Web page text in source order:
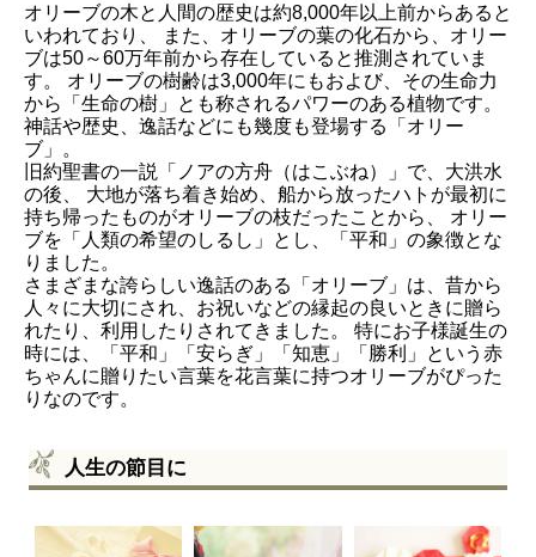
オリーブの木と人間の歴史は約8,000年以上前からあると
いわれており、 また、オリーブの葉の化石から、オリー
ブは50～60万年前から存在していると推測されていま
す。 オリーブの樹齢は3,000年にもおよび、その生命力
から「生命の樹」とも称されるパワーのある植物です。
神話や歴史、逸話などにも幾度も登場する「オリー
ブ」。
旧約聖書の一説「ノアの方舟（はこぶね）」で、大洪水
の後、 大地が落ち着き始め、船から放ったハトが最初に
持ち帰ったものがオリーブの枝だったことから、 オリー
ブを「人類の希望のしるし」とし、「平和」の象徴とな
りました。
さまざまな誇らしい逸話のある「オリーブ」は、昔から
人々に大切にされ、お祝いなどの縁起の良いときに贈ら
れたり、利用したりされてきました。 特にお子様誕生の
時には、「平和」「安らぎ」「知恵」「勝利」という赤
ちゃんに贈りたい言葉を花言葉に持つオリーブがぴった
りなのです。
人生の節目に